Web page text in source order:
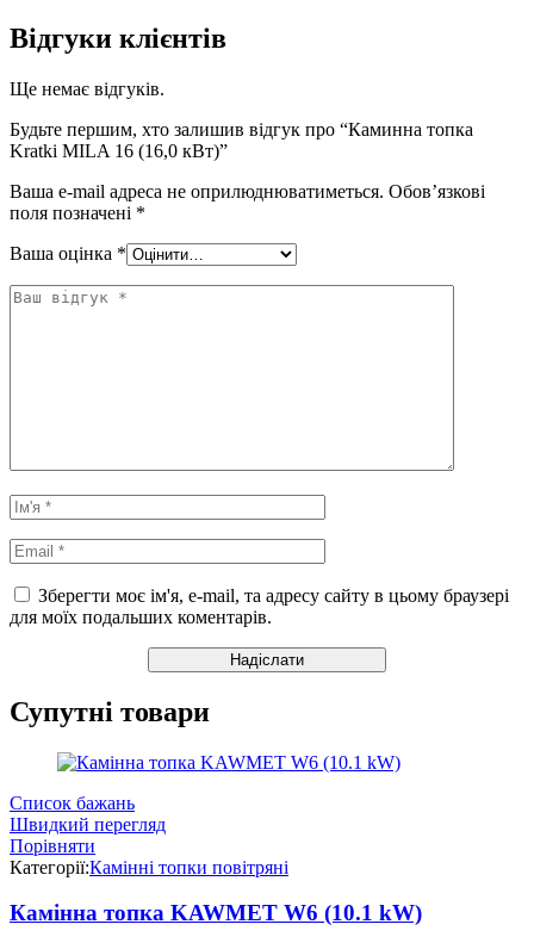
Відгуки клієнтів
Ще немає відгуків.
Будьте першим, хто залишив відгук про “Каминна топка
Kratki MILA 16 (16,0 кВт)”
Ваша e-mail адреса не оприлюднюватиметься. Обов’язкові
поля позначені *
Ваша оцінка *
Зберегти моє ім'я, e-mail, та адресу сайту в цьому браузері
для моїх подальших коментарів.
Супутні товари
Список бажань
Швидкий перегляд
Порівняти
Категорії:Камінні топки повітряні
Камінна топка KAWMET W6 (10.1 kW)